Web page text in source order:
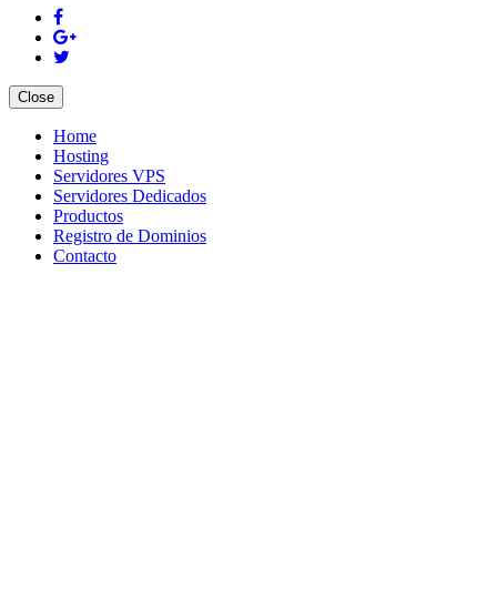
Close
Home
Hosting
Servidores VPS
Servidores Dedicados
Productos
Registro de Dominios
Contacto